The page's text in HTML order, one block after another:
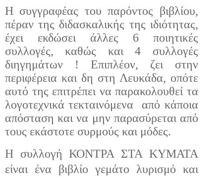
Η συγγραφέας του παρόντος βιβλίου,
πέραν της διδασκαλικής της ιδιότητας,
έχει εκδώσει άλλες 6 ποιητικές
συλλογές, καθώς και 4 συλλογές
διηγημάτων ! Επιπλέον, ζει στην
περιφέρεια και δη στη Λευκάδα, οπότε
αυτό της επιτρέπει να παρακολουθεί τα
λογοτεχνικά τεκταινόμενα
από κάποια
απόσταση και να μην παρασύρεται από
τους εκάστοτε συρμούς και μόδες.
Η συλλογή ΚΟΝΤΡΑ ΣΤΑ ΚΥΜΑΤΑ
είναι ένα βιβλίο γεμάτο λυρισμό και